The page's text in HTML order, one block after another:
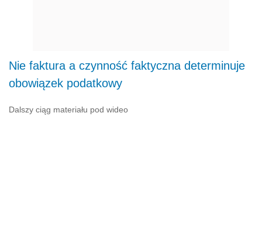
Nie faktura a czynność faktyczna determinuje
obowiązek podatkowy
Dalszy ciąg materiału pod wideo